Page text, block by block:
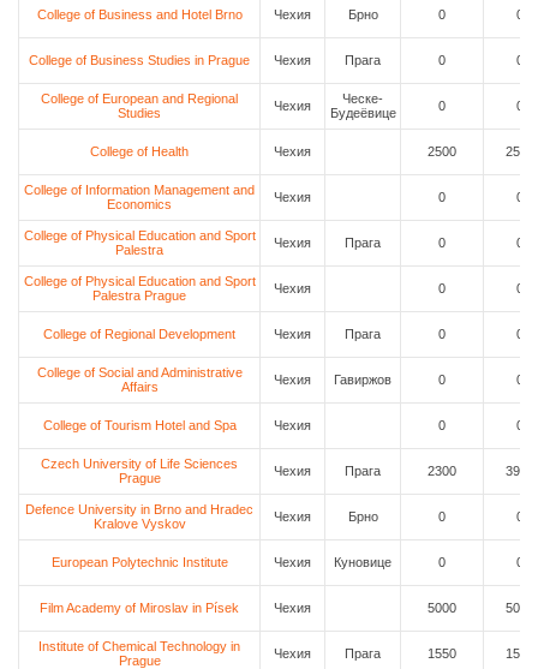
College of Business and Hotel Brno Чехия Брно 0 0
College of Business Studies in Prague Чехия Прага 0 0
College of European and Regional
Studies
Чехия
Ческе-
Будеёвице
0 0
College of Health Чехия 2500 2500
College of Information Management and
Economics
Чехия 0 0
College of Physical Education and Sport
Palestra
Чехия Прага 0 0
College of Physical Education and Sport
Palestra Prague
Чехия 0 0
College of Regional Development Чехия Прага 0 0
College of Social and Administrative
Affairs
Чехия Гавиржов 0 0
College of Tourism Hotel and Spa Чехия 0 0
Czech University of Life Sciences
Prague
Чехия Прага 2300 3900
Defence University in Brno and Hradec
Kralove Vyskov
Чехия Брно 0 0
European Polytechnic Institute Чехия Куновице 0 0
Film Academy of Miroslav in Písek Чехия 5000 5000
Institute of Chemical Technology in
Prague
Чехия Прага 1550 1550